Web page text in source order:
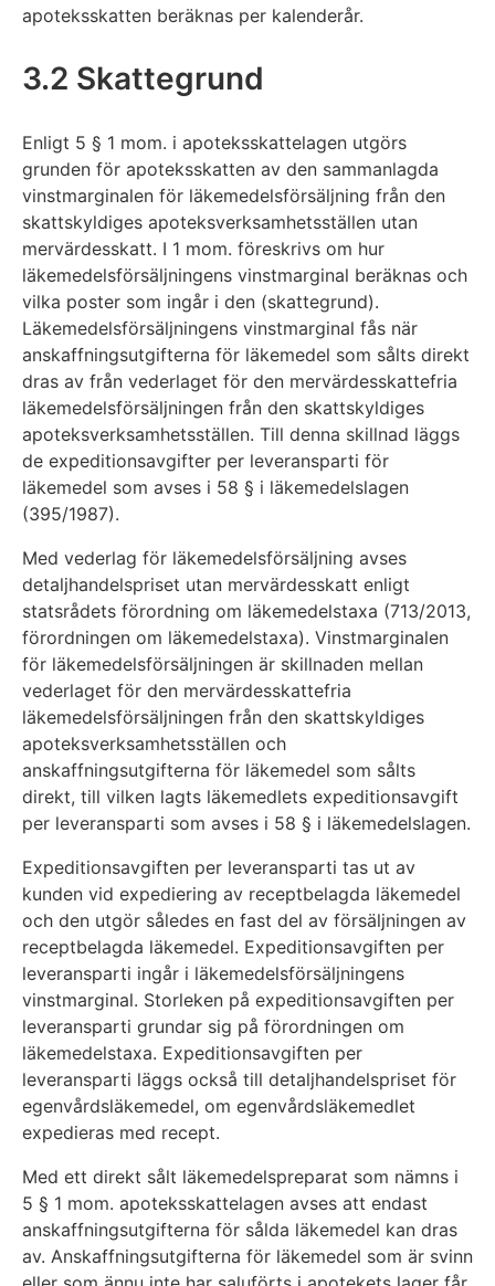
apoteksskatten beräknas per kalenderår.
3.2 Skattegrund
Enligt 5 § 1 mom. i apoteksskattelagen utgörs
grunden för apoteksskatten av den sammanlagda
vinstmarginalen för läkemedelsförsäljning från den
skattskyldiges apoteksverksamhetsställen utan
mervärdesskatt. I 1 mom. föreskrivs om hur
läkemedelsförsäljningens vinstmarginal beräknas och
vilka poster som ingår i den (skattegrund).
Läkemedelsförsäljningens vinstmarginal fås när
anskaffningsutgifterna för läkemedel som sålts direkt
dras av från vederlaget för den mervärdesskattefria
läkemedelsförsäljningen från den skattskyldiges
apoteksverksamhetsställen. Till denna skillnad läggs
de expeditionsavgifter per leveransparti för
läkemedel som avses i 58 § i läkemedelslagen
(395/1987).
Med vederlag för läkemedelsförsäljning avses
detaljhandelspriset utan mervärdesskatt enligt
statsrådets förordning om läkemedelstaxa (713/2013,
förordningen om läkemedelstaxa). Vinstmarginalen
för läkemedelsförsäljningen är skillnaden mellan
vederlaget för den mervärdesskattefria
läkemedelsförsäljningen från den skattskyldiges
apoteksverksamhetsställen och
anskaffningsutgifterna för läkemedel som sålts
direkt, till vilken lagts läkemedlets expeditionsavgift
per leveransparti som avses i 58 § i läkemedelslagen.
Expeditionsavgiften per leveransparti tas ut av
kunden vid expediering av receptbelagda läkemedel
och den utgör således en fast del av försäljningen av
receptbelagda läkemedel. Expeditionsavgiften per
leveransparti ingår i läkemedelsförsäljningens
vinstmarginal. Storleken på expeditionsavgiften per
leveransparti grundar sig på förordningen om
läkemedelstaxa. Expeditionsavgiften per
leveransparti läggs också till detaljhandelspriset för
egenvårdsläkemedel, om egenvårdsläkemedlet
expedieras med recept.
Med ett direkt sålt läkemedelspreparat som nämns i
5 § 1 mom. apoteksskattelagen avses att endast
anskaffningsutgifterna för sålda läkemedel kan dras
av. Anskaffningsutgifterna för läkemedel som är svinn